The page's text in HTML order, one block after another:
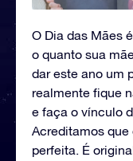
O Dia das Mães
o quanto sua
dar este ano um
realmente fique
e faça o vínculo
Acreditamos que
perfeita. É